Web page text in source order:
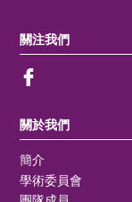
關於我們
簡介
學術委員會
關注我們